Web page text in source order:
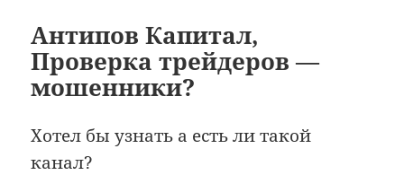
Антипов Капитал,
Проверка трейдеров —
мошенники?
Хотел бы узнать а есть ли такой
канал?